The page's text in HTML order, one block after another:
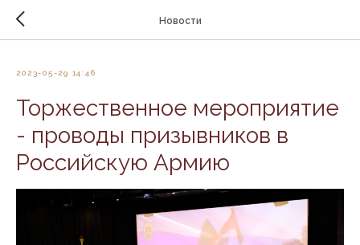
Новости
2023-05-29 14:46
Торжественное мероприятие
- проводы призывников в
Российскую Армию